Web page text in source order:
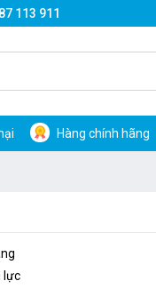
113 911
Hàng chính hãng
lực